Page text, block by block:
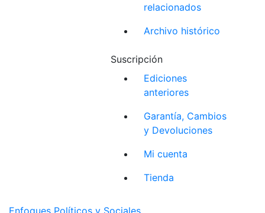
relacionados
Archivo histórico
Suscripción
Ediciones
anteriores
Garantía, Cambios
y Devoluciones
Mi cuenta
Tienda
Enfoques Políticos y Sociales